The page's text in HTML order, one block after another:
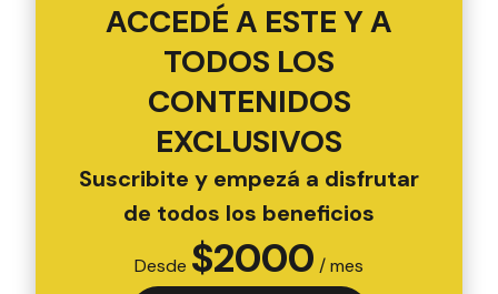
ACCEDÉ A ESTE Y A
TODOS LOS
CONTENIDOS
EXCLUSIVOS
Suscribite y empezá a disfrutar
de todos los beneficios
Desde $2000 / mes